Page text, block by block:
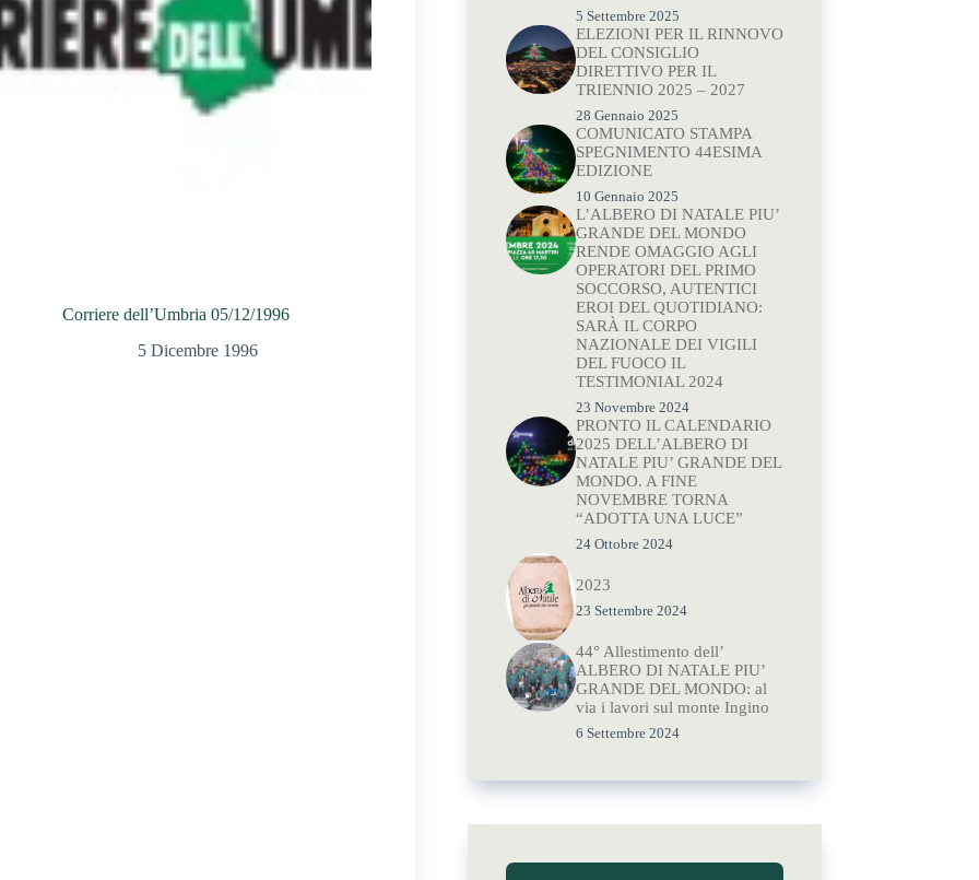
Corriere dell’Umbria 05/12/1996
5 Dicembre 1996
5 Settembre 2025
ELEZIONI PER IL RINNOVO
DEL CONSIGLIO
DIRETTIVO PER IL
TRIENNIO 2025 – 2027
28 Gennaio 2025
COMUNICATO STAMPA
SPEGNIMENTO 44ESIMA
EDIZIONE
10 Gennaio 2025
L’ALBERO DI NATALE PIU’
GRANDE DEL MONDO
RENDE OMAGGIO AGLI
OPERATORI DEL PRIMO
SOCCORSO, AUTENTICI
EROI DEL QUOTIDIANO:
SARÀ IL CORPO
NAZIONALE DEI VIGILI
DEL FUOCO IL
TESTIMONIAL 2024
23 Novembre 2024
PRONTO IL CALENDARIO
2025 DELL’ALBERO DI
NATALE PIU’ GRANDE DEL
MONDO. A FINE
NOVEMBRE TORNA
“ADOTTA UNA LUCE”
24 Ottobre 2024
2023
23 Settembre 2024
44° Allestimento dell’
ALBERO DI NATALE PIU’
GRANDE DEL MONDO: al
via i lavori sul monte Ingino
6 Settembre 2024